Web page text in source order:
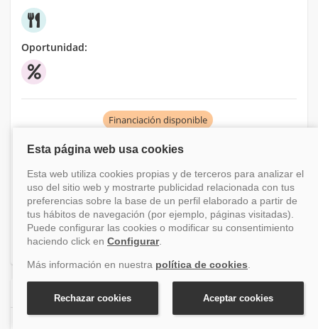
Oportunidad:
Financiación disponible
-7.42%
Antes 391 €
Desde
362 €
+ tasas (176 €)
Ver crucero